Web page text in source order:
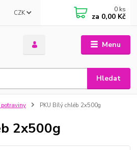
Menu
CZK
Hledat
0 ks
za 0,00 Kč
potraviny PKU Bílý chléb 2x500g
2x500g